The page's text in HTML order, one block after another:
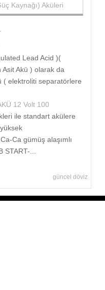
Kaynağı) Aküleri
Lead Acid )(
Asit Akü ) olarak da
( elektroliti separatörlere
12 Volt 100
ile standart akülere
Ca gümüş alaşımlı
START-...
güncel döviz